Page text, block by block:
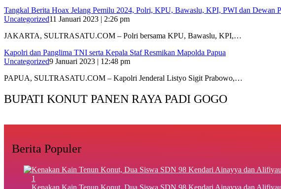
Tangkal Berita Hoax Jelang Pemilu 2024, Polri, KPU, Bawaslu, KPI, PWI dan Dewan
Uncategorized11 Januari 2023 | 2:26 pm
JAKARTA, SULTRASATU.COM – Polri bersama KPU, Bawaslu, KPI,…
Kapolri dan Panglima TNI serta Kepala Staf Resmikan Mapolda Papua
Uncategorized9 Januari 2023 | 12:48 pm
PAPUA, SULTRASATU.COM – Kapolri Jenderal Listyo Sigit Prabowo,…
BUPATI KONUT PANEN RAYA PADI GOGO
Berita Populer
1
‎Kenakan Kain Tenun Konut, Dua Siswa SDN 98 Kendari Ainayya dan